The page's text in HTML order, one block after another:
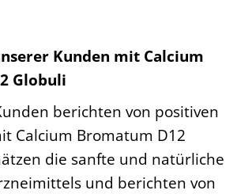
Kunden mit Calcium
Globuli
berichten von positiven
Calcium Bromatum D12
die sanfte und natürliche
und berichten von